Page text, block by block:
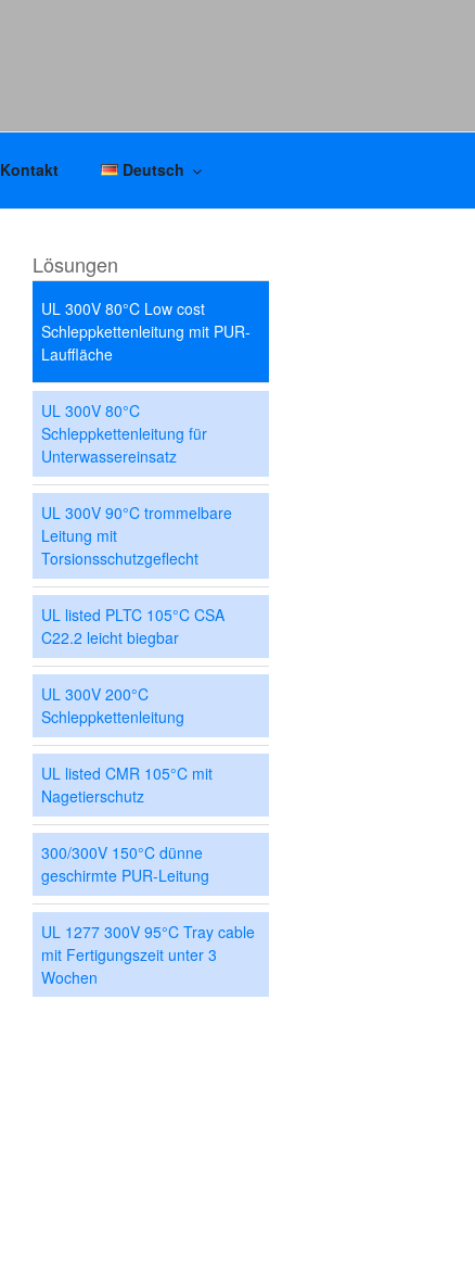
Kontakt Deutsch
Lösungen
UL 300V 80°C Low cost
Schleppkettenleitung mit PUR-
Lauffläche
UL 300V 80°C
Schleppkettenleitung für
Unterwassereinsatz
UL 300V 90°C trommelbare
Leitung mit
Torsionsschutzgeflecht
UL listed PLTC 105°C CSA
C22.2 leicht biegbar
UL 300V 200°C
Schleppkettenleitung
UL listed CMR 105°C mit
Nagetierschutz
300/300V 150°C dünne
geschirmte PUR-Leitung
UL 1277 300V 95°C Tray cable
mit Fertigungszeit unter 3
Wochen